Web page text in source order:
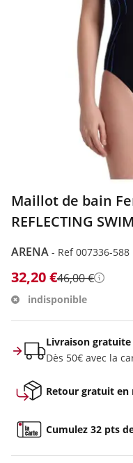
Maillot de bain
REFLECTING
ARENA - Ref 007336-588
32,20 €46,00 € Détails
indisponible
Livraison
Dès 50€ avec la
Retour gratuit en
Cumulez 32 pts